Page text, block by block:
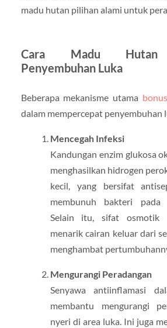
madu hutan pilihan alami untuk
Cara Madu Hutan
Penyembuhan Luka
Beberapa mekanisme utama
dalam mempercepat penyembuhan
Mencegah Infeksi
Kandungan enzim glukosa
menghasilkan hidrogen
kecil, yang bersifat
membunuh bakteri pada
Selain itu, sifat osmotik
menarik cairan keluar dari
menghambat
Mengurangi Peradangan
Senyawa antiinflamasi
membantu mengurangi
nyeri di area luka. Ini juga